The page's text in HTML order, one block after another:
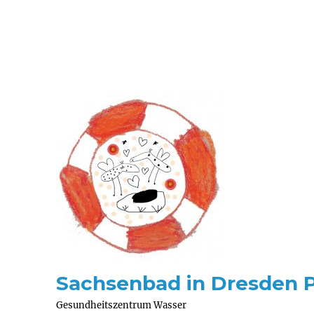
Sachsenbad in Dresden
Gesundheitszentrum Wasser